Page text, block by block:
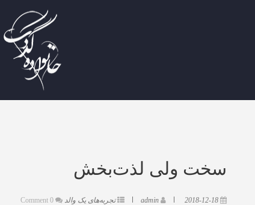
سخت ولی لذت‌بخش
2018-12-18
admin تجربه‌های یک والد 0 Comment